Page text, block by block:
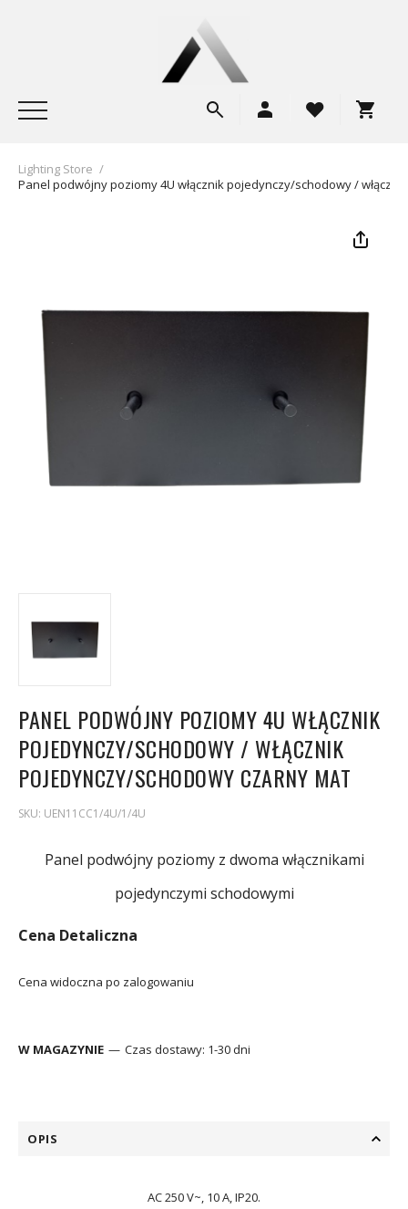
Lighting Store /
Panel podwójny poziomy 4U włącznik pojedynczy/schodowy /
PANEL PODWÓJNY POZIOMY 4U WŁĄCZNIK
POJEDYNCZY/SCHODOWY / WŁĄCZNIK
POJEDYNCZY/SCHODOWY CZARNY MAT
SKU: UEN11CC1/4U/1/4U
Panel podwójny poziomy z dwoma włącznikami
pojedynczymi schodowymi
Cena Detaliczna
Cena widoczna po zalogowaniu
W MAGAZYNIE Czas dostawy: 1-30 dni
OPIS
AC 250 V~, 10 A, IP20.